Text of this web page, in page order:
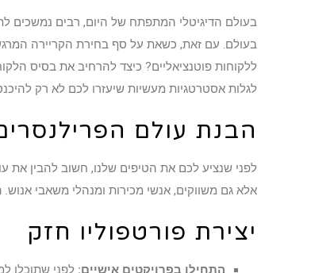
בעולם הדיגיטלי המתפתח של היום, רבים נמשכים
בעולם. עם זאת, כשאת על סף בחירת הקריירה
ללקוחות פוטנציאליים? כיצד להרחיב את בסיס
לגלות אסטרטגיות מעשיות שיעזרו לכם לא רק
הבנת עולם
לפני שנציע לכם את הטיפים שלנו, חשוב להבין את
אלא גם משווקים, אנשי מכירות ומנהלי משאבי
יצירת פורטפוליו חזק
התחילו בפרויקטים אישיים: לפני שתוכלו